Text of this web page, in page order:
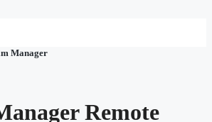
Manager
Remote